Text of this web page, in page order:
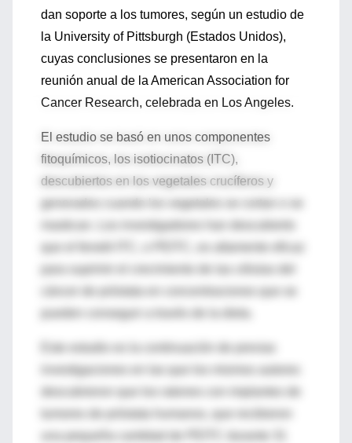
dan soporte a los tumores, según un estudio de
la University of Pittsburgh (Estados Unidos),
cuyas conclusiones se presentaron en la
reunión anual de la American Association for
Cancer Research, celebrada en Los Angeles.
El estudio se basó en unos componentes
fitoquímicos, los isotiocinatos (ITC),
descubiertos en los vegetales crucíferos y
generados cuando los vegetales se cortan o se
mastican. Los investigadores han descubierto
para suprimir el crecimiento de las células del
pueden conseguir a través de la dieta.
investigaciones en las que los mismos autores
una pequeña cantidad de PEITC durante 31